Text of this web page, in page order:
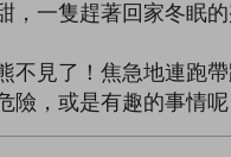
，一隻趕著回家冬眠
不見了！焦急地連跑
險，或是有趣的事情呢